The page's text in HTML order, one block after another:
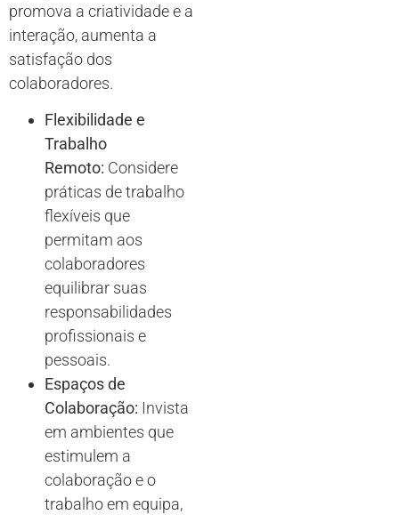
promova a criatividade e a
interação, aumenta a
satisfação dos
colaboradores.
Flexibilidade e
Trabalho
Remoto: Considere
práticas de trabalho
flexíveis que
permitam aos
colaboradores
equilibrar suas
responsabilidades
profissionais e
pessoais.
Espaços de
Colaboração: Invista
em ambientes que
estimulem a
colaboração e o
trabalho em equipa,